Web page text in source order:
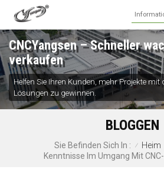
CNCYangsen – Schneller
verkaufen
Helfen Sie Ihren Kunden, mehr Projekte mit
Lösungen zu gewinnen.
BLOGGEN
Sie Befinden Sich In : / Heim